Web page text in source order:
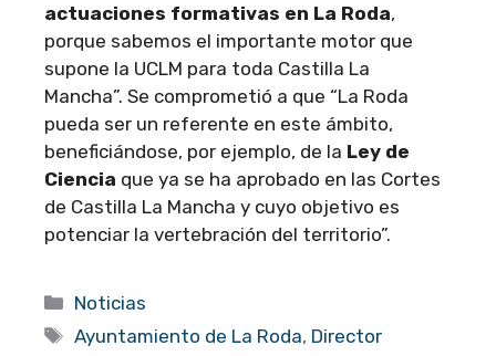
actuaciones formativas en La Roda,
porque sabemos el importante motor que
supone la UCLM para toda Castilla La
Mancha”. Se comprometió a que “La Roda
pueda ser un referente en este ámbito,
beneficiándose, por ejemplo, de la Ley de
Ciencia que ya se ha aprobado en las Cortes
de Castilla La Mancha y cuyo objetivo es
potenciar la vertebración del territorio”.
Categorías
Noticias
Etiquetas
Ayuntamiento de La Roda, Director